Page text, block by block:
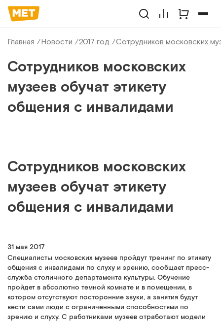
Главная Новости 2017 год Сотрудников московских
Сотрудников московских
музеев обучат этикету
общения с инвалидами
Сотрудников московских
музеев обучат этикету
общения с инвалидами
31 мая 2017
Cпециалисты московских музеев пройдут тренинг по этикету
общения с инвалидами по слуху и зрению, сообщает пресс-
служба столичного департамента культуры. Обучение
пройдет в абсолютно темной комнате и в помещении, в
котором отсутствуют посторонние звуки, а занятия будут
вести сами люди с ограниченными способностями по
зрению и слуху. С работниками музеев отработают модели